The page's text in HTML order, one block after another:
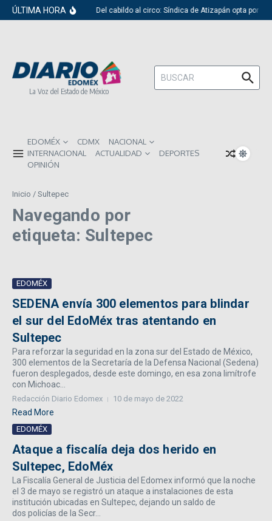
Saltar al contenido
ÚLTIMA HORA Del cabildo al circo: Síndica de Atizapán opta por
La Voz del Estado de México
Buscar:
EDOMÉX CDMX
NACIONAL
INTERNACIONAL
ACTUALIDAD
DEPORTES
OPINIÓN
Inicio / Sultepec
Navegando por
etiqueta: Sultepec
EDOMÉX
SEDENA envía 300 elementos para blindar
el sur del EdoMéx tras atentando en
Sultepec
Para reforzar la seguridad en la zona sur del Estado de México,
300 elementos de la Secretaría de la Defensa Nacional (Sedena)
fueron desplegados, desde este domingo, en esa zona limítrofe
con Michoac...
Redacción Diario Edomex 10 de mayo de 2022
Read More
EDOMÉX
Ataque a fiscalía deja dos herido en
Sultepec, EdoMéx
La Fiscalía General de Justicia del Edomex informó que la noche
el 3 de mayo se registró un ataque a instalaciones de esta
institución ubicadas en Sultepec, dejando un saldo de
dos policías de la Secr...